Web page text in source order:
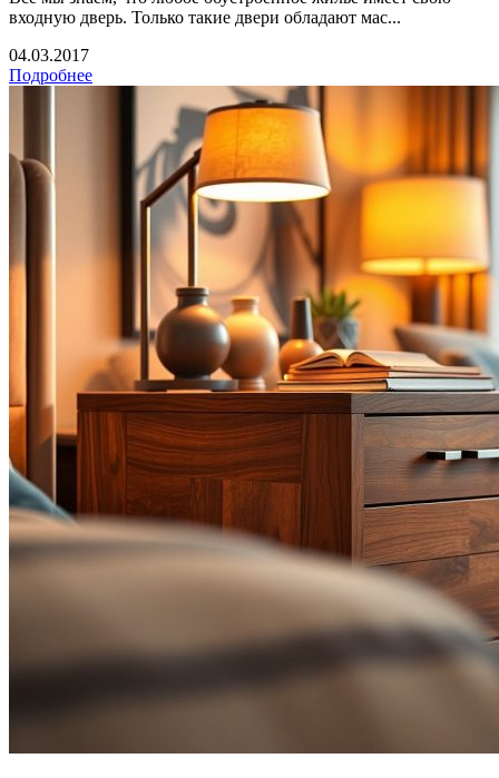
входную дверь. Только такие двери обладают мас...
04.03.2017
Подробнее